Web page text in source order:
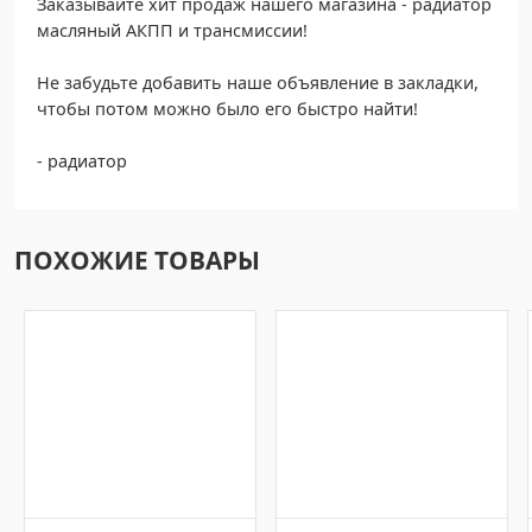
масляный АКПП и трансмиссии!
Не забудьте добавить наше объявление в закладки,
чтобы потом можно было его быстро найти!
- радиатор
ПОХОЖИЕ ТОВАРЫ